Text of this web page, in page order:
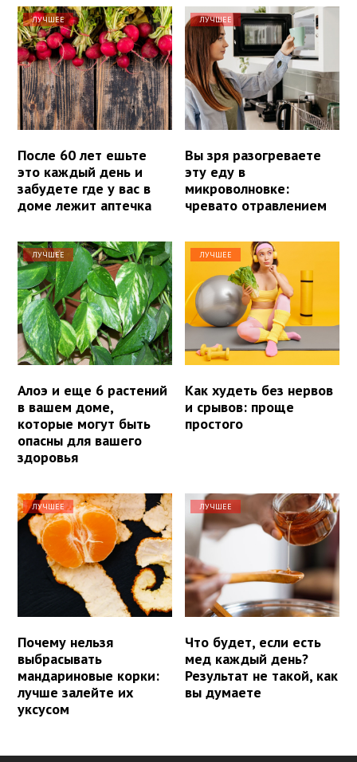
ЛУЧШЕЕ
После 60 лет ешьте
это каждый день и
забудете где у вас в
доме лежит аптечка
ЛУЧШЕЕ
Вы зря разогреваете
эту еду в
микроволновке:
чревато отравлением
ЛУЧШЕЕ
Алоэ и еще 6 растений
в вашем доме,
которые могут быть
опасны для вашего
здоровья
ЛУЧШЕЕ
Как худеть без нервов
и срывов: проще
простого
ЛУЧШЕЕ
Почему нельзя
выбрасывать
мандариновые корки:
лучше залейте их
уксусом
ЛУЧШЕЕ
Что будет, если есть
мед каждый день?
Результат не такой, как
вы думаете